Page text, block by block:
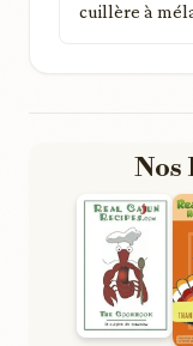
cuillère à
Nos